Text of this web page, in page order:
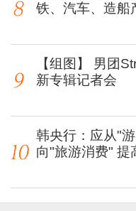
铁、汽车、造船
【组图】 男团
新专辑记者会
韩央行：应从"
向"旅游消费" 提